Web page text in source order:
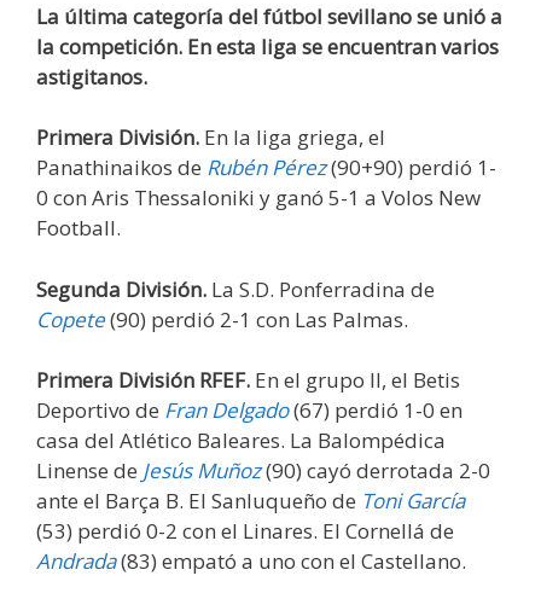
La última categoría del fútbol sevillano se unió a
la competición. En esta liga se encuentran varios
astigitanos.
Primera División. En la liga griega, el
Panathinaikos de Rubén Pérez(90+90) perdió 1-
0 con Aris Thessaloniki y ganó 5-1 a Volos New
Football.
Segunda División. La S.D. Ponferradina de
Copete(90) perdió 2-1 con Las Palmas.
Primera División RFEF. En el grupo II, el Betis
Deportivo de Fran Delgado(67) perdió 1-0 en
casa del Atlético Baleares. La Balompédica
Linense de Jesús Muñoz(90) cayó derrotada 2-0
ante el Barça B. El Sanluqueño de Toni García
(53) perdió 0-2 con el Linares. El Cornellá de
Andrada(83) empató a uno con el Castellano.